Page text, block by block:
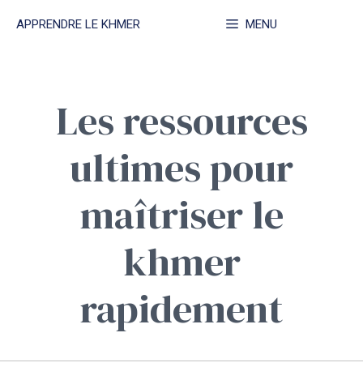
APPRENDRE LE KHMER MENU
Les ressources
ultimes pour
maîtriser le
khmer
rapidement